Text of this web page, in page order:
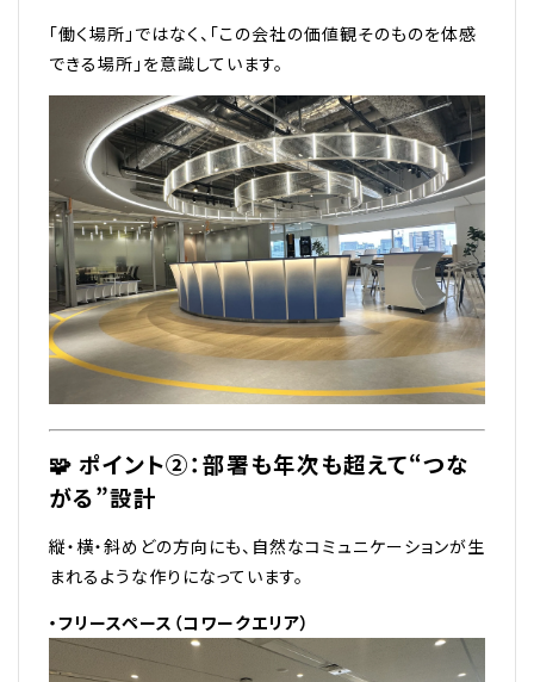
「働く場所」ではなく、「この会社の価値観そのものを体感
できる場所」を意識しています。
🧩 ポイント②：部署も年次も超えて“つな
がる”設計
縦・横・斜めどの方向にも、自然なコミュニケーションが生
まれるような作りになっています。
・フリースペース（コワークエリア）